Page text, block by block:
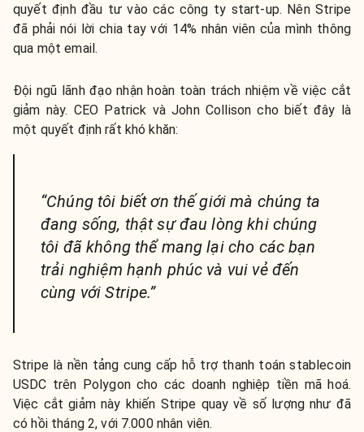
quyết định đầu tư vào các công ty start-up. Nên Stripe
đã phải nói lời chia tay với 14% nhân viên của mình thông
qua một email.
Đội ngũ lãnh đạo nhận hoàn toàn trách nhiệm về việc cắt
giảm này. CEO Patrick và John Collison cho biết đây là
một quyết định rất khó khăn:
“Chúng tôi biết ơn thế giới mà chúng ta
đang sống, thật sự đau lòng khi chúng
tôi đã không thể mang lại cho các bạn
trải nghiệm hạnh phúc và vui vẻ đến
cùng với Stripe.”
Stripe là nền tảng cung cấp hỗ trợ thanh toán stablecoin
USDC trên Polygon cho các doanh nghiệp tiền mã hoá.
Việc cắt giảm này khiến Stripe quay về số lượng như đã
có hồi tháng 2, với 7.000 nhân viên.